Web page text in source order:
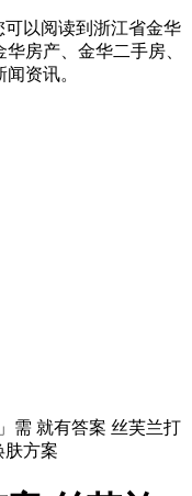
可以阅读到浙江省金华
房产、金华二手房、
资讯。
需 就有答案 丝芙兰打
肤方案